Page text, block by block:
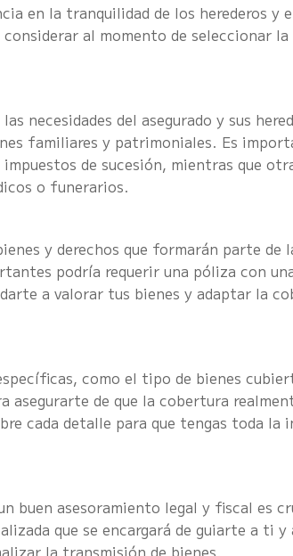
en la tranquilidad de los herederos y
al momento de seleccionar la
necesidades del asegurado y sus
familiares y patrimoniales. Es
de sucesión, mientras que
o funerarios.
y derechos que formarán parte de
podría requerir una póliza con
a valorar tus bienes y adaptar la
como el tipo de bienes
asegurarte de que la cobertura
cada detalle para que tengas toda la
buen asesoramiento legal y fiscal es
que se encargará de guiarte a ti y
la transmisión de bienes.